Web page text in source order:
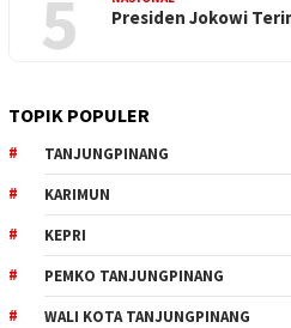
5 Presiden Jokowi
TOPIK POPULER
TANJUNGPINANG
KARIMUN
KEPRI
PEMKO TANJUNGPINANG
WALI KOTA TANJUNGPINANG